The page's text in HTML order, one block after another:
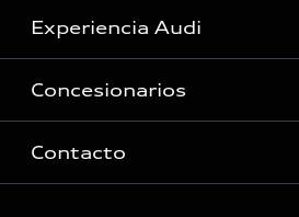
Ver Modelos
Experiencia Audi
Historia
Innovación Audi
Tecnología quattro®
Concesionarios
Servicio Post Venta
Contacto